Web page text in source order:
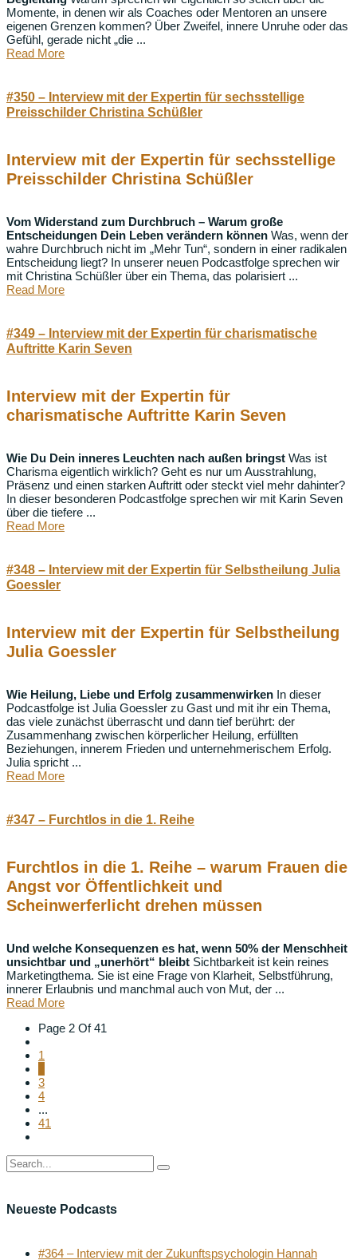
Momente, in denen wir als Coaches oder Mentoren an unsere
eigenen Grenzen kommen? Über Zweifel, innere Unruhe oder das
Gefühl, gerade nicht „die ...
Read More
#350 – Interview mit der Expertin für sechsstellige
Preisschilder Christina Schüßler
Interview mit der Expertin für sechsstellige
Preisschilder Christina Schüßler
Vom Widerstand zum Durchbruch – Warum große
Entscheidungen Dein Leben verändern können Was, wenn der
wahre Durchbruch nicht im „Mehr Tun“, sondern in einer radikalen
Entscheidung liegt? In unserer neuen Podcastfolge sprechen wir
mit Christina Schüßler über ein Thema, das polarisiert ...
Read More
#349 – Interview mit der Expertin für charismatische
Auftritte Karin Seven
Interview mit der Expertin für
charismatische Auftritte Karin Seven
Wie Du Dein inneres Leuchten nach außen bringst Was ist
Charisma eigentlich wirklich? Geht es nur um Ausstrahlung,
Präsenz und einen starken Auftritt oder steckt viel mehr dahinter?
In dieser besonderen Podcastfolge sprechen wir mit Karin Seven
über die tiefere ...
Read More
#348 – Interview mit der Expertin für Selbstheilung Julia
Goessler
Interview mit der Expertin für Selbstheilung
Julia Goessler
Wie Heilung, Liebe und Erfolg zusammenwirken In dieser
Podcastfolge ist Julia Goessler zu Gast und mit ihr ein Thema,
das viele zunächst überrascht und dann tief berührt: der
Zusammenhang zwischen körperlicher Heilung, erfüllten
Beziehungen, innerem Frieden und unternehmerischem Erfolg.
Julia spricht ...
Read More
#347 – Furchtlos in die 1. Reihe
Furchtlos in die 1. Reihe – warum Frauen die
Angst vor Öffentlichkeit und
Scheinwerferlicht drehen müssen
Und welche Konsequenzen es hat, wenn 50% der Menschheit
unsichtbar und „unerhört“ bleibt Sichtbarkeit ist kein reines
Marketingthema. Sie ist eine Frage von Klarheit, Selbstführung,
innerer Erlaubnis und manchmal auch von Mut, der ...
Read More
Page 2 Of 41
1
3
4
...
41
Neueste Podcasts
#364 – Interview mit der Zukunftspsychologin Hannah